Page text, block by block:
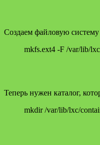
Создаем файловую
mkfs.ext4 -F /var/lib/
Теперь нужен каталог,
mkdir /var/lib/lxc/